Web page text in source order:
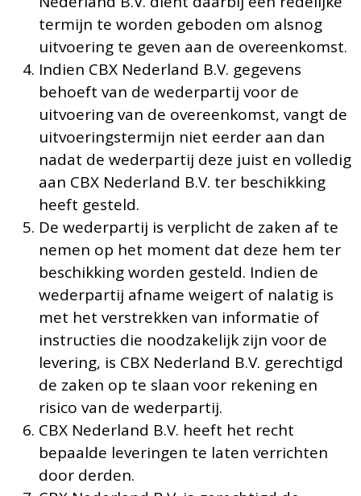
termijn te worden geboden om alsnog
uitvoering te geven aan de overeenkomst.
Indien CBX Nederland B.V. gegevens
behoeft van de wederpartij voor de
uitvoering van de overeenkomst, vangt de
uitvoeringstermijn niet eerder aan dan
nadat de wederpartij deze juist en volledig
aan CBX Nederland B.V. ter beschikking
heeft gesteld.
De wederpartij is verplicht de zaken af te
nemen op het moment dat deze hem ter
beschikking worden gesteld. Indien de
wederpartij afname weigert of nalatig is
met het verstrekken van informatie of
instructies die noodzakelijk zijn voor de
levering, is CBX Nederland B.V. gerechtigd
de zaken op te slaan voor rekening en
risico van de wederpartij.
CBX Nederland B.V. heeft het recht
bepaalde leveringen te laten verrichten
door derden.